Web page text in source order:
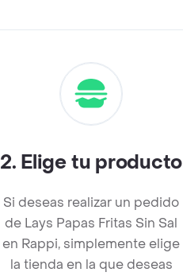
2. Elige tu producto
Si deseas realizar un pedido
de Lays Papas Fritas Sin Sal
en Rappi, simplemente elige
la tienda en la que deseas